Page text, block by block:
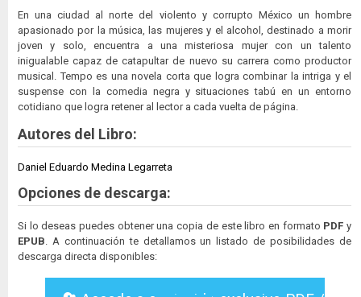
En una ciudad al norte del violento y corrupto México un hombre
apasionado por la música, las mujeres y el alcohol, destinado a morir
joven y solo, encuentra a una misteriosa mujer con un talento
inigualable capaz de catapultar de nuevo su carrera como productor
musical. Tempo es una novela corta que logra combinar la intriga y el
suspense con la comedia negra y situaciones tabú en un entorno
cotidiano que logra retener al lector a cada vuelta de página.
Autores del Libro:
Daniel Eduardo Medina Legarreta
Opciones de descarga:
Si lo deseas puedes obtener una copia de este libro en formato PDF y
EPUB . A continuación te detallamos un listado de posibilidades de
descarga directa disponibles: